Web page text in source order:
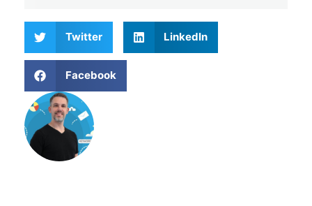
Twitter LinkedIn
Facebook